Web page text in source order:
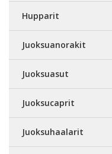
Hupparit
Juoksuanorakit
Juoksuasut
Juoksucaprit
Juoksuhaalarit